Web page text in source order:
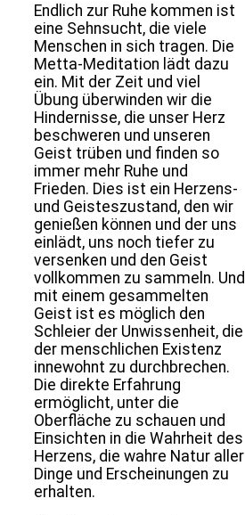
Endlich zur Ruhe kommen ist
eine Sehnsucht, die viele
Menschen in sich tragen. Die
Metta-Meditation lädt dazu
ein. Mit der Zeit und viel
Übung überwinden wir die
Hindernisse, die unser Herz
beschweren und unseren
Geist trüben und finden so
immer mehr Ruhe und
Frieden. Dies ist ein Herzens-
und Geisteszustand, den wir
genießen können und der uns
einlädt, uns noch tiefer zu
versenken und den Geist
vollkommen zu sammeln. Und
mit einem gesammelten
Geist ist es möglich den
Schleier der Unwissenheit, die
der menschlichen Existenz
innewohnt zu durchbrechen.
Die direkte Erfahrung
ermöglicht, unter die
Oberfläche zu schauen und
Einsichten in die Wahrheit des
Herzens, die wahre Natur aller
Dinge und Erscheinungen zu
erhalten.